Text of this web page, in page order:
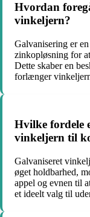
Hvordan
vinkeljern?
Galvanisering er
zinkopløsning for
Dette skaber en
forlænger
Hvilke fordele
vinkeljern til
Galvaniseret
øget holdbarhed,
appel og evnen til
et ideelt valg til